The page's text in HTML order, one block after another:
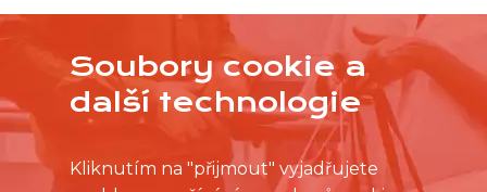
Soubory cookie a
další technologie
Kliknutím na "přijmout" vyjadřujete